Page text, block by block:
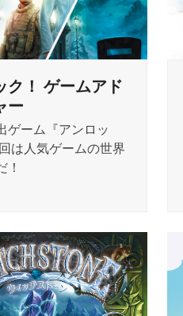
ク！ ゲームアド
ー
ゲーム『アンロッ
は人気ゲームの世界
！